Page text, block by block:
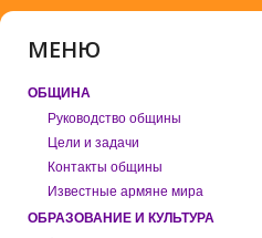
МЕНЮ
ОБЩИНА
Руководство общины
Цели и задачи
Контакты общины
Известные армяне мира
ОБРАЗОВАНИЕ И КУЛЬТУРА